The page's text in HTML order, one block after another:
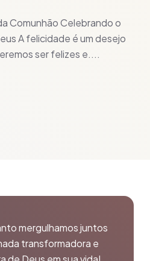
Comunhão Celebrando o
A felicidade é um desejo
ser felizes e....
mergulhamos juntos
transformadora e